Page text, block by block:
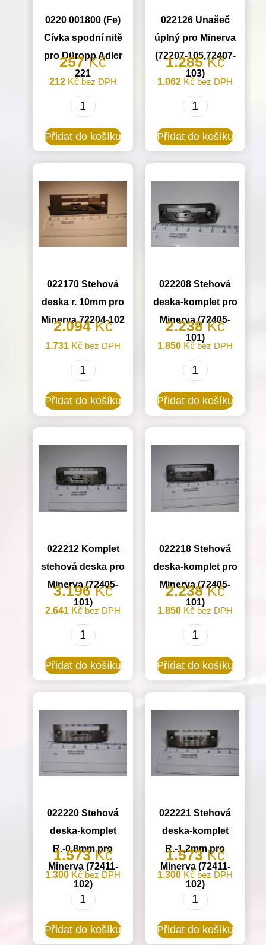
0220 001800 (Fe)
Cívka spodní nitě
pro Düropp Adler
221
257Kč
212 Kčbez DPH
0220
(Fe)
nitě
pro
Adler
množství
Přidat do košíku
022126 Unašeč
úplný pro Minerva
(72207-105,72407-
103)
1.285Kč
1.062 Kč bez DPH
022126
úplný
105,72407-
103)
množství
Přidat do košíku
022170 Stehová
deska r. 10mm pro
Minerva 72204-102
2.094Kč
1.731 Kč bez DPH
022170
deska
Minerva
72204-
102
Přidat do košíku
022208 Stehová
deska-komplet pro
Minerva (72405-
101)
2.238Kč
1.850 Kč bez DPH
022208
deska-
(72405-
101)
množství
Přidat do košíku
022212 Komplet
stehová deska pro
Minerva (72405-
101)
3.196Kč
2.641 Kč bez DPH
022212
stehová
Minerva
(72405-
101)
množství
Přidat do košíku
022218 Stehová
deska-komplet pro
Minerva (72405-
101)
2.238Kč
1.850 Kč bez DPH
022218
deska-
komplet
(72405-
101)
množství
Přidat do košíku
022220 Stehová
deska-komplet
R.-0,8mm pro
Minerva (72411-
102)
1.573Kč
1.300 Kč bez DPH
022220
deska-
Přidat do košíku
022221 Stehová
deska-komplet
R.-1,2mm pro
Minerva (72411-
102)
1.573Kč
1.300 Kč bez DPH
022221
deska-
Přidat do košíku